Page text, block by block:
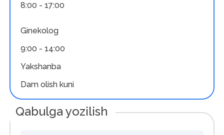
8:00 - 17:00
Ginekolog
9:00 - 14:00
Yakshanba
Dam olish kuni
Qabulga yozilish